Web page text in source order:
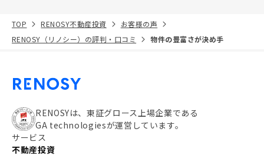
TOP RENOSY不動産投資
お客様の声
RENOSY（リノシー）の評判・口コミ
物件の豊富さが決め手
RENOSYは、東証グロース上場企業である
GA technologiesが運営しています。
サービス
不動産投資